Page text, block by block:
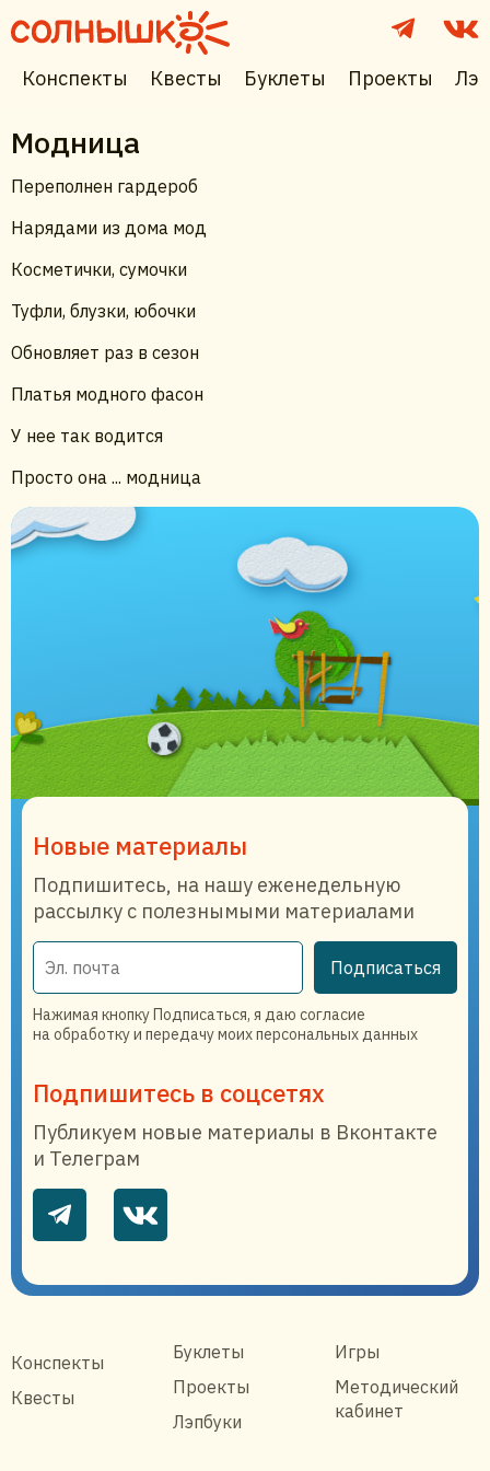
Конспекты Квесты Буклеты Проекты
Модница
Переполнен гардероб
Нарядами из дома мод
Косметички, сумочки
Туфли, блузки, юбочки
Обновляет раз в сезон
Платья модного фасон
У нее так водится
Просто она ... модница
Новые материалы
Подпишитесь, на нашу еженедельную
рассылку с полезнымыми материалами
Подписаться
Нажимая кнопку Подписаться, я даю согласие
на обработку и передачу моих персональных данных
Подпишитесь в соцсетях
Публикуем новые материалы в Вконтакте
и Телеграм
Конспекты
Квесты
Буклеты
Проекты
Лэпбуки
Игры
Методический
кабинет